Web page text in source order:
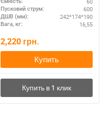
Пусковий струм: 600
ДШВ (мм): 242*174*190
Вага, кг: 16,55
2,220 грн.
Купить